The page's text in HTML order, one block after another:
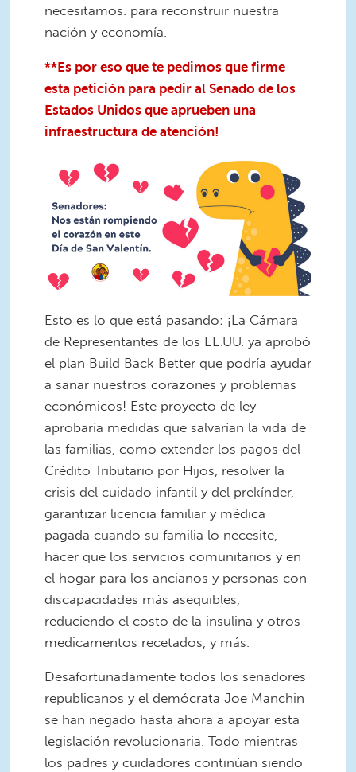
necesitamos. para reconstruir nuestra
nación y economía.
**Es por eso que te pedimos que firme
esta petición para pedir al Senado de los
Estados Unidos que aprueben una
infraestructura de atención!
Esto es lo que está pasando: ¡La Cámara
de Representantes de los EE.UU. ya aprobó
el plan Build Back Better que podría ayudar
a sanar nuestros corazones y problemas
económicos! Este proyecto de ley
aprobaría medidas que salvarían la vida de
las familias, como extender los pagos del
Crédito Tributario por Hijos, resolver la
crisis del cuidado infantil y del prekínder,
garantizar licencia familiar y médica
pagada cuando su familia lo necesite,
hacer que los servicios comunitarios y en
el hogar para los ancianos y personas con
discapacidades más asequibles,
reduciendo el costo de la insulina y otros
medicamentos recetados, y más.
Desafortunadamente todos los senadores
republicanos y el demócrata Joe Manchin
se han negado hasta ahora a apoyar esta
legislación revolucionaria. Todo mientras
los padres y cuidadores continúan siendo